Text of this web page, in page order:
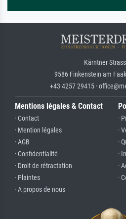
Kärntner
9586 Finkenstein am
+43 4257 29415 ·
Mentions légales & Contact
· Contact
· Mention légales
· AGB
· Confidentialité
· Droit de rétractation
· Plaintes
· A propos de nous
·
·
·
·
·
·